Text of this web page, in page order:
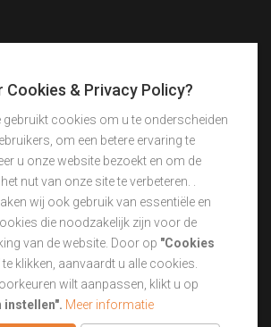
& Privacy Policy?
gebruikt cookies om u te onderscheiden
om een betere ervaring te
u onze website bezoekt en om de
nut van onze site te verbeteren. .
wij ook gebruik van essentiële en
die noodzakelijk zijn voor de
van de website. Door op "Cookies
te klikken, aanvaardt u alle cookies.
wilt aanpassen, klikt u op
instellen". Meer informatie